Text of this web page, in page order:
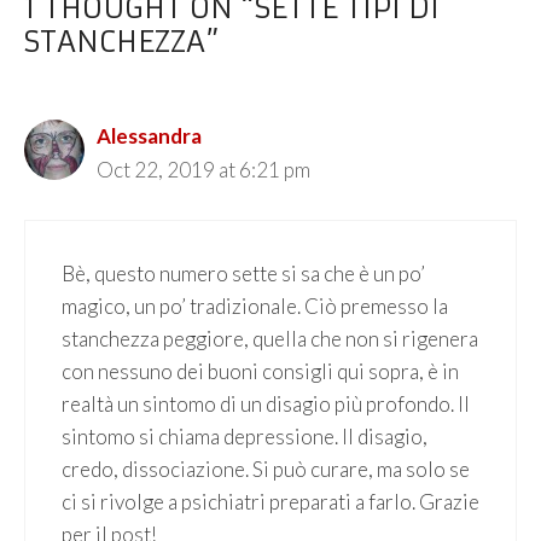
1 THOUGHT ON “SETTE TIPI DI
STANCHEZZA”
Alessandra
Oct 22, 2019 at 6:21 pm
Bè, questo numero sette si sa che è un po’
magico, un po’ tradizionale. Ciò premesso la
stanchezza peggiore, quella che non si rigenera
con nessuno dei buoni consigli qui sopra, è in
realtà un sintomo di un disagio più profondo. Il
sintomo si chiama depressione. Il disagio,
credo, dissociazione. Si può curare, ma solo se
ci si rivolge a psichiatri preparati a farlo. Grazie
per il post!